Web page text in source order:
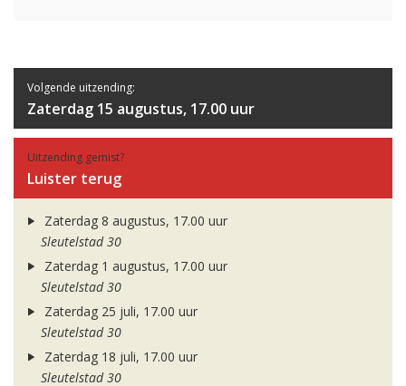
Volgende uitzending:
Zaterdag 15 augustus, 17.00 uur
Uitzending gemist?
Luister terug
Zaterdag 8 augustus, 17.00 uur
Sleutelstad 30
Zaterdag 1 augustus, 17.00 uur
Sleutelstad 30
Zaterdag 25 juli, 17.00 uur
Sleutelstad 30
Zaterdag 18 juli, 17.00 uur
Sleutelstad 30